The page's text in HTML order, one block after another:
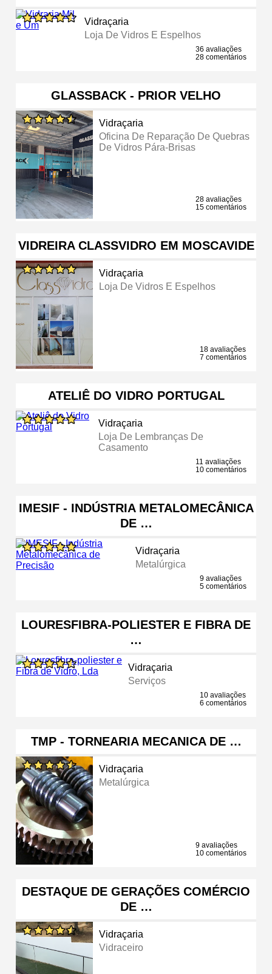
Vidraçaria
Loja De Vidros E Espelhos
36 avaliações
28 comentários
GLASSBACK - PRIOR VELHO
Vidraçaria
Oficina De Reparação De Quebras
De Vidros Pára-Brisas
28 avaliações
15 comentários
VIDREIRA CLASSVIDRO EM MOSCAVIDE
Vidraçaria
Loja De Vidros E Espelhos
18 avaliações
7 comentários
ATELIÊ DO VIDRO PORTUGAL
Vidraçaria
Loja De Lembranças De
Casamento
11 avaliações
10 comentários
IMESIF - INDÚSTRIA METALOMECÂNICA
DE …
Vidraçaria
Metalúrgica
9 avaliações
5 comentários
LOURESFIBRA-POLIESTER E FIBRA DE
…
Vidraçaria
Serviços
10 avaliações
6 comentários
TMP - TORNEARIA MECANICA DE …
Vidraçaria
Metalúrgica
9 avaliações
10 comentários
DESTAQUE DE GERAÇÕES COMÉRCIO
DE …
Vidraçaria
Vidraceiro